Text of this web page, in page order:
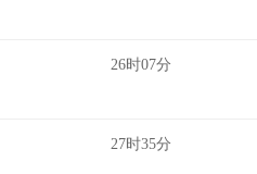
26时07分
27时35分